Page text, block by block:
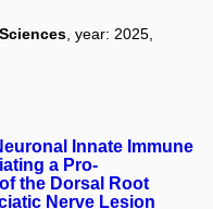
, year: 2025,
Innate Immune
a Pro-
the Dorsal Root
Nerve Lesion